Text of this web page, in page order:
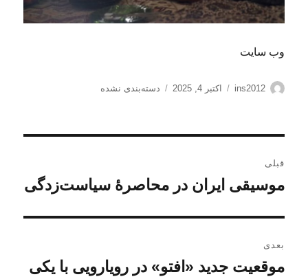
وب‌ سایت
نویسنده
ins2012
ارسال
اکتبر 4, 2025 دسته‌ها
دسته‌بندی نشده
نوشته
قبلی
نوشته
موسیقی ایران در محاصرهٔ سیاست‌زدگی
بعدی
نوشته
موقعیت جدید «افتو» در رویارویی با یکی